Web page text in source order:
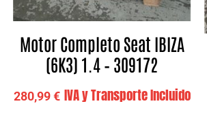
Motor Completo Seat IBIZA
(6K3) 1.4 – 309172
280,99€ IVA y Transporte Incluido